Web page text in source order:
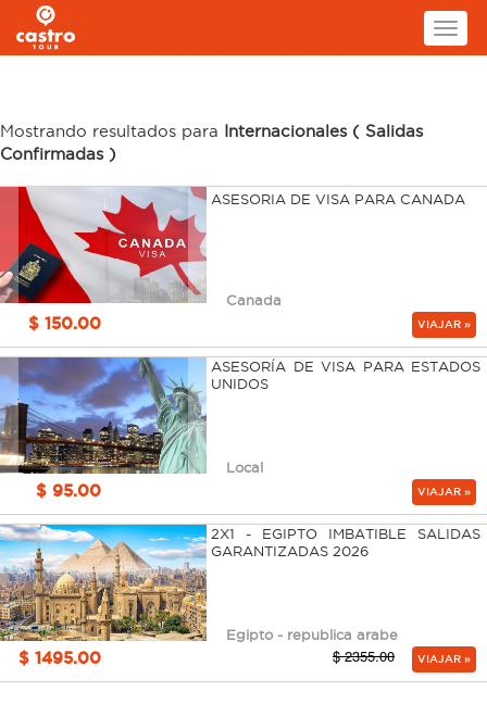
Mostrando resultados para Internacionales ( Salidas
Confirmadas )
ASESORIA DE VISA PARA CANADA
Canada
$ 150.00 VIAJAR »
ASESORÍA DE VISA PARA ESTADOS
UNIDOS
Local
$ 95.00 VIAJAR »
2X1 - EGIPTO IMBATIBLE SALIDAS
GARANTIZADAS 2026
Egipto - republica arabe
$ 1495.00 $ 2355.00 VIAJAR »